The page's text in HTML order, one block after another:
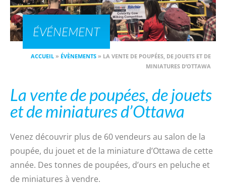
ÉVÉNEMENT
ACCUEIL » ÉVÈNEMENTS » LA VENTE DE POUPÉES, DE JOUETS ET DE
MINIATURES D’OTTAWA
La vente de poupées, de jouets
et de miniatures d’Ottawa
Venez découvrir plus de 60 vendeurs au salon de la
poupée, du jouet et de la miniature d’Ottawa de cette
année. Des tonnes de poupées, d’ours en peluche et
de miniatures à vendre.